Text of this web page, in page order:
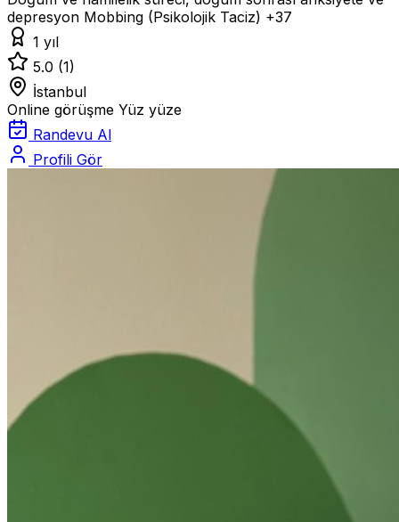
depresyon Mobbing (Psikolojik Taciz) +37
1 yıl
5.0 (1)
İstanbul
Online görüşme Yüz yüze
Randevu Al
Profili Gör